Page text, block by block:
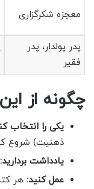
معجزه شکرگزاری
پدر پولدار، پدر
فقیر
چگونه از
یکی را انتخاب
ذهنیت) شروع
یادداشت بردارید:
عمل کنید: هر